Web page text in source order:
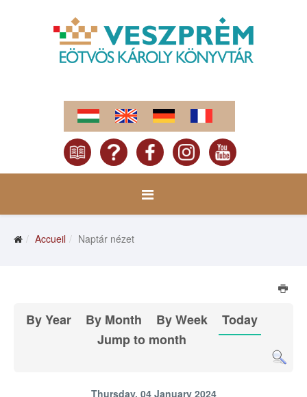
Accueil Naptár nézet
By Year By Month By Week
Today
Jump to month
Thursday, 04 January 2024